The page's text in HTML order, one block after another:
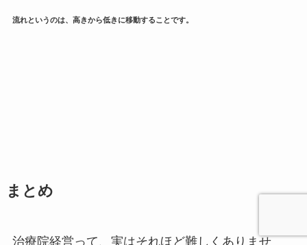
流れというのは、高きから低きに移動することです。
まとめ
治療院経営って、実はそれほど難しくありませ